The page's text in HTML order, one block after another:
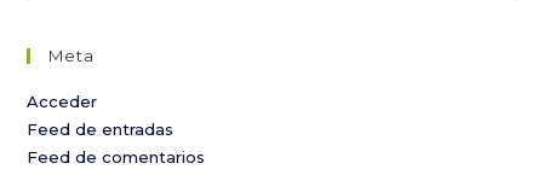
Meta
Acceder
Feed de entradas
Feed de comentarios